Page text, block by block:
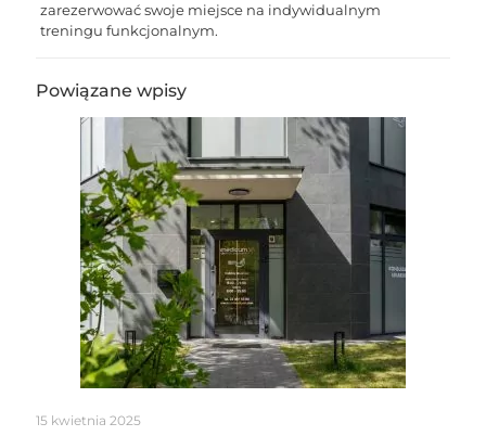
zarezerwować swoje miejsce na indywidualnym
treningu funkcjonalnym.
Powiązane wpisy
15 kwietnia 2025